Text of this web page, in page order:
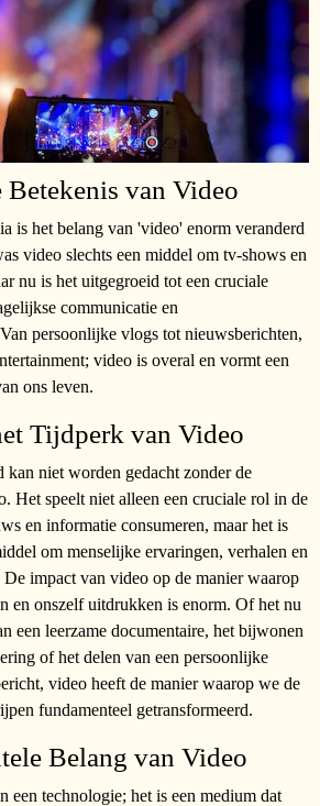
Betekenis van Video
is het belang van 'video' enorm veranderd
video slechts een middel om tv-shows en
nu is het uitgegroeid tot een cruciale
communicatie en
persoonlijke vlogs tot nieuwsberichten,
video is overal en vormt een
ons leven.
Tijdperk van Video
kan niet worden gedacht zonder de
Het speelt niet alleen een cruciale rol in de
en informatie consumeren, maar het is
om menselijke ervaringen, verhalen en
De impact van video op de manier waarop
en onszelf uitdrukken is enorm. Of het nu
een leerzame documentaire, het bijwonen
of het delen van een persoonlijke
video heeft de manier waarop we de
fundamenteel getransformeerd.
Belang van Video
een technologie; het is een medium dat